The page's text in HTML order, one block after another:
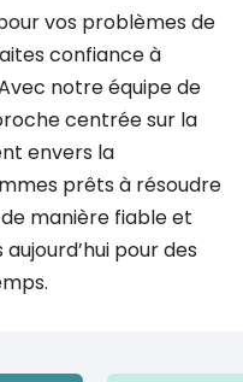
vos problèmes de
confiance à
notre équipe de
centrée sur la
envers la
prêts à résoudre
manière fiable et
pour des